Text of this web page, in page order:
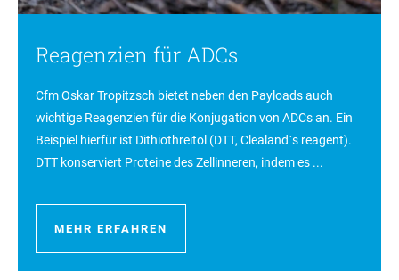
Reagenzien für ADCs
Cfm Oskar Tropitzsch bietet neben den Payloads auch
wichtige Reagenzien für die Konjugation von ADCs an. Ein
Beispiel hierfür ist Dithiothreitol (DTT, Clealand`s reagent).
DTT konserviert Proteine des Zellinneren, indem es ...
MEHR ERFAHREN